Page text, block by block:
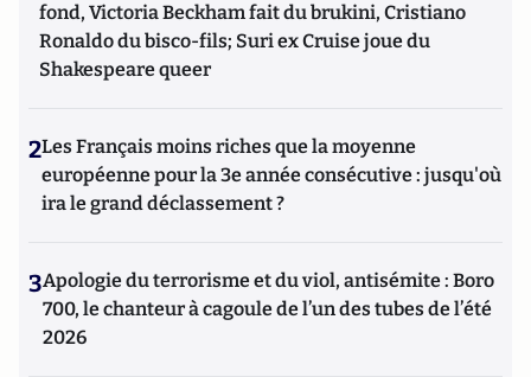
fond, Victoria Beckham fait du brukini, Cristiano
Ronaldo du bisco-fils; Suri ex Cruise joue du
Shakespeare queer
2Les Français moins riches que la moyenne
européenne pour la 3e année consécutive : jusqu'où
ira le grand déclassement ?
3Apologie du terrorisme et du viol, antisémite : Boro
700, le chanteur à cagoule de l’un des tubes de l’été
2026